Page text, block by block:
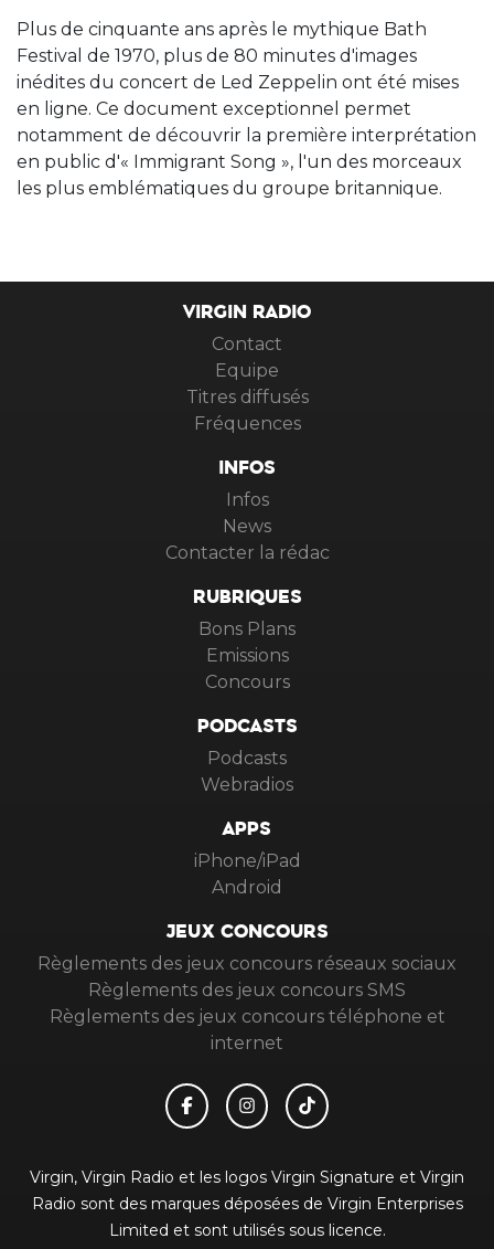
Plus de cinquante ans après le mythique Bath
Festival de 1970, plus de 80 minutes d'images
inédites du concert de Led Zeppelin ont été mises
en ligne. Ce document exceptionnel permet
notamment de découvrir la première interprétation
en public d'« Immigrant Song », l'un des morceaux
les plus emblématiques du groupe britannique.
VIRGIN RADIO
Contact
Equipe
Titres diffusés
Fréquences
INFOS
Infos
News
Contacter la rédac
RUBRIQUES
Bons Plans
Emissions
Concours
PODCASTS
Podcasts
Webradios
APPS
iPhone/iPad
Android
JEUX CONCOURS
Règlements des jeux concours réseaux sociaux
Règlements des jeux concours SMS
Règlements des jeux concours téléphone et
internet
Virgin, Virgin Radio et les logos Virgin Signature et Virgin
Radio sont des marques déposées de Virgin Enterprises
Limited et sont utilisés sous licence.